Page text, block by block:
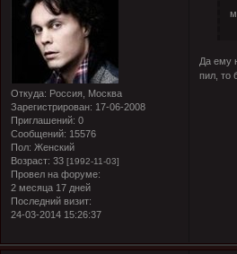
Откуда: Россия, Москва
Зарегистрирован: 17-06-2008
Приглашений: 0
Сообщений: 15576
Пол: Женский
Возраст: 33 [1992-11-03]
Провел на форуме:
2 месяца 17 дней
Последний визит:
24-03-2014 15:26:37
Да ему
пил, то